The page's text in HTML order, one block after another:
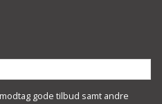
gode tilbud samt andre